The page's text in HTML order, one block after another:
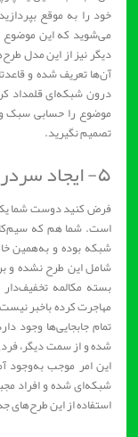
خود را به موقع
می‌شوید که این موضوع
دیگر نیز از این مدل
آن‌ها تعریف شده و
درون شبکه‌ای قلمداد
موضوع را حسابی سبک و
تصمیم نگیرید.
۵- ایجاد سردرگمی
فرض کنید دوست شما یک
است. شما هم که
شبکه بوده و به‌همین
شامل این طرح نشده و
بسته مکالمه
مهاجرت کرده باخبر نیست
تمام جابجایی‌ها وجود
شده و از سمت دیگر،
این امر موجب به‌وجود
شبکه‌ای شده و افراد
استفاده از این طرح‌های